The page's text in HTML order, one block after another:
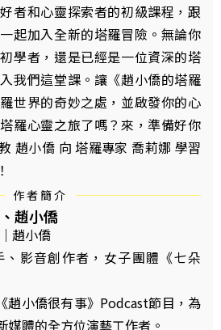
者和心靈探索者的初級課程，跟
起加入全新的塔羅冒險。無論你
學者，還是已經是一位資深的塔
我們這堂課。讓《趙小僑的塔羅
世界的奇妙之處，並啟發你的心
羅心靈之旅了嗎？來，準備好你
趙小僑 向 塔羅專家 喬莉娜 學習
作者簡介
趙小僑
趙小僑
影音創作者，女子團體《七朵
趙小僑很有事》Podcast節目，為
媒體的全方位演藝工作者。